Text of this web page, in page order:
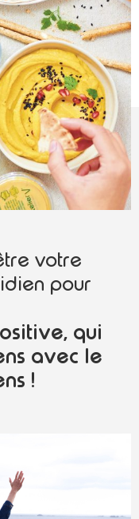
votre
pour
qui
avec le
!